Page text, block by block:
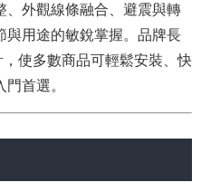
、外觀線條融合、避震與轉
與用途的敏銳掌握。品牌長
使多數商品可輕鬆安裝、快
首選。